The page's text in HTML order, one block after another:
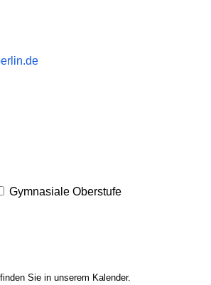
Gymnasiale Oberstufe
Sie in unserem Kalender.